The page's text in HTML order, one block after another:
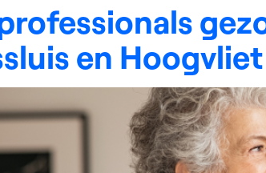
en Hoogvliet